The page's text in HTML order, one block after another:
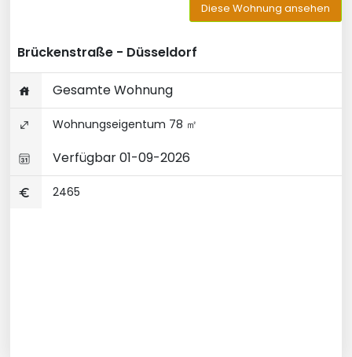
Diese Wohnung ansehen
Brückenstraße - Düsseldorf
Gesamte Wohnung
Wohnungseigentum 78 ㎡
Verfügbar 01-09-2026
2465